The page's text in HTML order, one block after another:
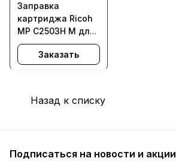
Заправка
картриджа Ricoh
MP C2503H M для
Aficio MPC2003,
MPC2004,
Заказать
Назад к списку
Подписаться на новости и акции